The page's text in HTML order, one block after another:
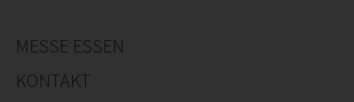
MESSE ESSEN
KONTAKT